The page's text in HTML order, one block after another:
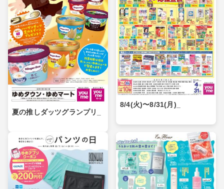
夏の推しダッツグランプリ_
8/4(火)〜8/31(月)_